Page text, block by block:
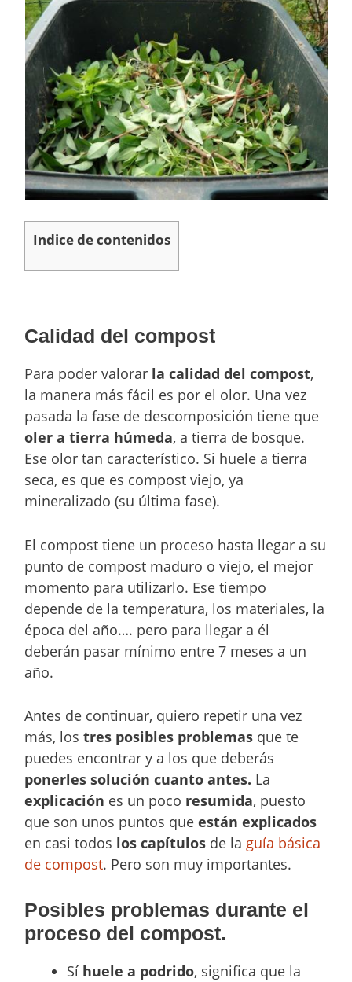
Indice de contenidos
Calidad del compost
Para poder valorar la calidad del compost,
la manera más fácil es por el olor. Una vez
pasada la fase de descomposición tiene que
oler a tierra húmeda, a tierra de bosque.
Ese olor tan característico. Si huele a tierra
seca, es que es compost viejo, ya
mineralizado (su última fase).
El compost tiene un proceso hasta llegar a su
punto de compost maduro o viejo, el mejor
momento para utilizarlo. Ese tiempo
depende de la temperatura, los materiales, la
época del año…. pero para llegar a él
deberán pasar mínimo entre 7 meses a un
año.
Antes de continuar, quiero repetir una vez
más, los tres posibles problemas que te
puedes encontrar y a los que deberás
ponerles solución cuanto antes. La
explicación es un poco resumida, puesto
que son unos puntos que están explicados
en casi todos los capítulos de la guía básica
de compost. Pero son muy importantes.
Posibles problemas durante el
proceso del compost.
Sí huele a podrido, significa que la